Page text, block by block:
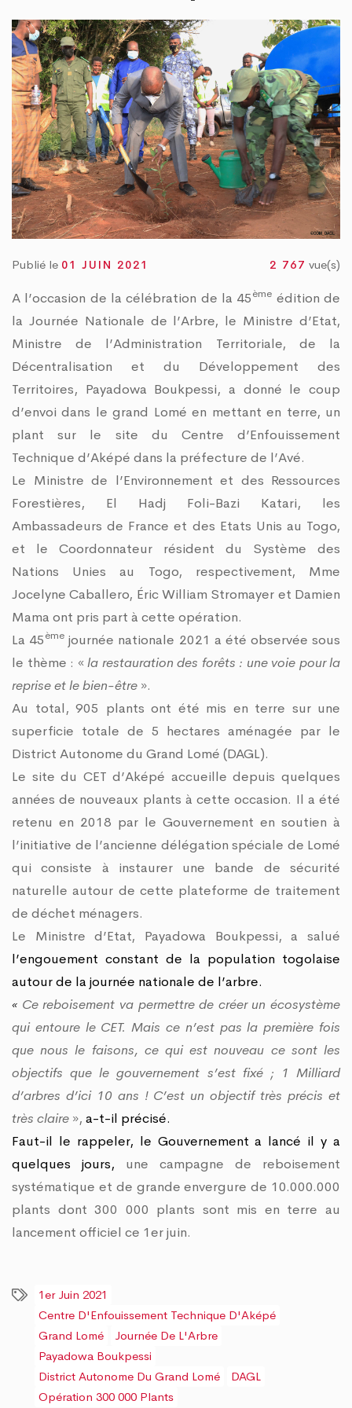
TOGO PROPRE » : LE DAGL SUPPRIME UN DÉPOTOIR SAUVAGE DANS LA
DU PEUL III : DES ÉQUIPEMENTS SPORTIFS OFFERTS AUX COMMUNES DU
Publié le 01 JUIN 2021 2 767 vue(s)
A l’occasion de la célébration de la 45ème édition de
la Journée Nationale de l’Arbre, le Ministre d’Etat,
Ministre de l’Administration Territoriale, de la
Décentralisation et du Développement des
Territoires, Payadowa Boukpessi, a donné le coup
d’envoi dans le grand Lomé en mettant en terre, un
plant sur le site du Centre d’Enfouissement
Technique d’Aképé dans la préfecture de l’Avé.
Le Ministre de l’Environnement et des Ressources
Forestières, El Hadj Foli-Bazi Katari, les
Ambassadeurs de France et des Etats Unis au Togo,
et le Coordonnateur résident du Système des
Nations Unies au Togo, respectivement, Mme
Jocelyne Caballero, Éric William Stromayer et Damien
Mama ont pris part à cette opération.
La 45ème journée nationale 2021 a été observée sous
le thème : «la restauration des forêts : une voie pour la
reprise et le bien-être ».
Au total, 905 plants ont été mis en terre sur une
superficie totale de 5 hectares aménagée par le
District Autonome du Grand Lomé (DAGL).
Le site du CET d’Aképé accueille depuis quelques
années de nouveaux plants à cette occasion. Il a été
retenu en 2018 par le Gouvernement en soutien à
l’initiative de l’ancienne délégation spéciale de Lomé
qui consiste à instaurer une bande de sécurité
naturelle autour de cette plateforme de traitement
de déchet ménagers.
Le Ministre d’Etat, Payadowa Boukpessi, a salué
l’engouement constant de la population togolaise
autour de la journée nationale de l’arbre.
« Ce reboisement va permettre de créer un écosystème
qui entoure le CET. Mais ce n’est pas la première fois
que nous le faisons, ce qui est nouveau ce sont les
objectifs que le gouvernement s’est fixé ; 1 Milliard
d’arbres d’ici 10 ans ! C’est un objectif très précis et
très claire », a-t-il précisé.
Faut-il le rappeler, le Gouvernement a lancé il y a
quelques jours, une campagne de reboisement
systématique et de grande envergure de 10.000.000
plants dont 300 000 plants sont mis en terre au
lancement officiel ce 1er juin.
1er Juin 2021
Centre D'Enfouissement Technique D'Aképé
Grand Lomé
Journée De L'Arbre
Payadowa Boukpessi
District Autonome Du Grand Lomé
DAGL
Opération 300 000 Plants